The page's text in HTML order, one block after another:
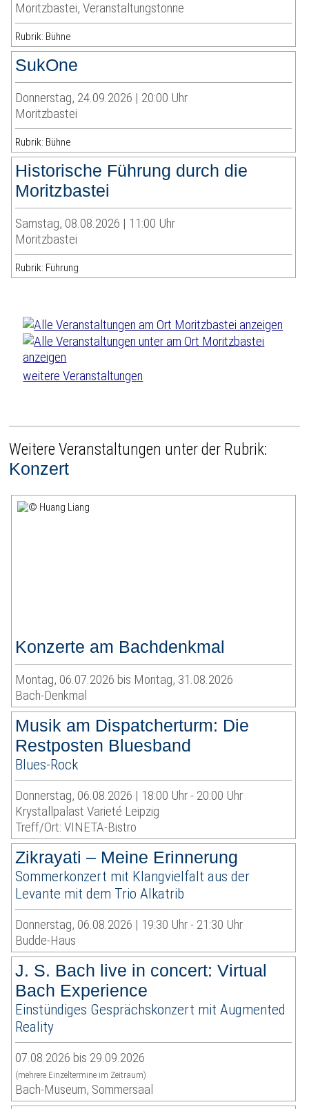
Moritzbastei, Veranstaltungstonne
Rubrik: Bühne
SukOne
Donnerstag, 24.09.2026 | 20:00 Uhr
Moritzbastei
Rubrik: Bühne
Historische Führung durch die
Moritzbastei
Samstag, 08.08.2026 | 11:00 Uhr
Moritzbastei
Rubrik: Führung
weitere Veranstaltungen
Weitere Veranstaltungen unter der Rubrik:
Konzert
Konzerte am Bachdenkmal
Montag, 06.07.2026 bis Montag, 31.08.2026
Bach-Denkmal
Musik am Dispatcherturm: Die
Restposten Bluesband
Blues-Rock
Donnerstag, 06.08.2026 | 18:00 Uhr - 20:00 Uhr
Krystallpalast Varieté Leipzig
Treff/Ort: VINETA-Bistro
Zikrayati – Meine Erinnerung
Sommerkonzert mit Klangvielfalt aus der
Levante mit dem Trio Alkatrib
Donnerstag, 06.08.2026 | 19:30 Uhr - 21:30 Uhr
Budde-Haus
J. S. Bach live in concert: Virtual
Bach Experience
Einstündiges Gesprächskonzert mit Augmented
Reality
07.08.2026 bis 29.09.2026
(mehrere Einzeltermine im Zeitraum)
Bach-Museum, Sommersaal